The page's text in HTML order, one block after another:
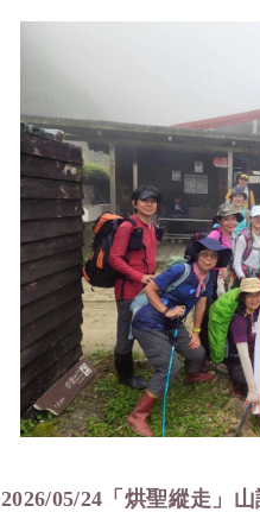
2026/05/24 「烘聖縱走」